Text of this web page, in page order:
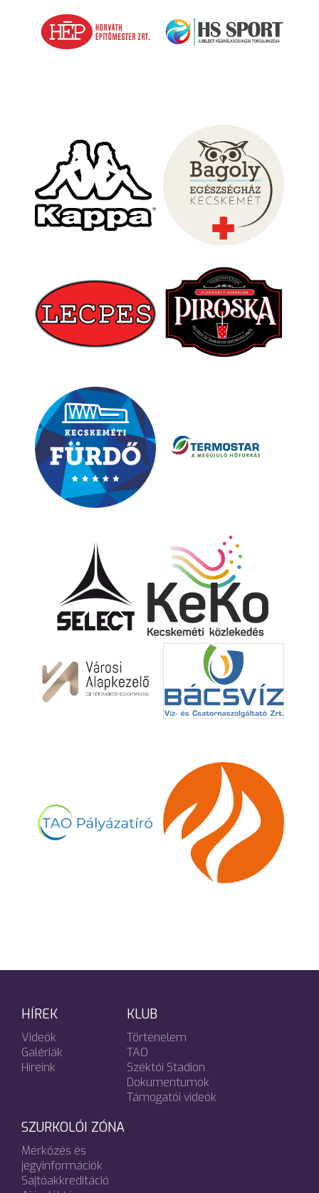
HÍREK
Videók
Galériák
Híreink
KLUB
Történelem
TAO
Széktói Stadion
Dokumentumok
Támogatói videók
SZURKOLÓI ZÓNA
Mérkőzés és
jegyinformációk
Sajtóakkreditáció